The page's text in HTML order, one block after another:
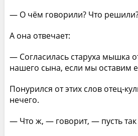
— О чём говорили? Что
А она отвечает:
— Согласилась старуха мышка
нашего сына, если мы оставим
Понурился от этих слов отец-
нечего.
— Что ж, — говорит, — пусть так